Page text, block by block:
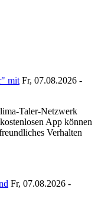
mit Fr, 07.08.2026 -
Taler-Netzwerk
App können
Verhalten
Fr, 07.08.2026 -